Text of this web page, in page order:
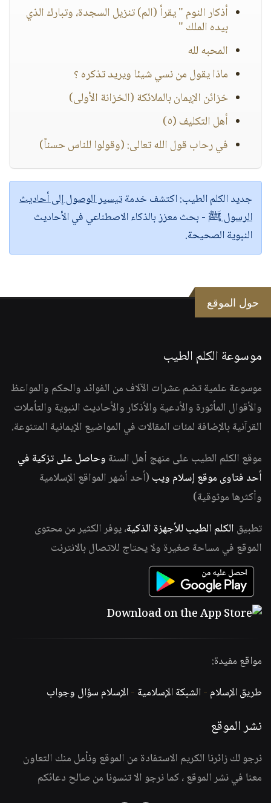
أذكار النوم " يقرأ (الم) تنزيل السجدة، وتبارك الذي
بيده الملك "
المحبه لله
ماذا يقول من نسي شيئا ويريد تذكره ؟
خزائن الإيمان بالملائكة (الخزانة الأولى)
أهل التكليف (٥)
في رحاب قول الله تعالى: (وقولوا للناس حسناً)
جديد الكلم الطيب:اكتشف خدمةتيسير الوصول إلى أحاديث
الرسول ﷺ - بحث معزز بالذكاء الاصطناعي في الأحاديث
النبوية الصحيحة.
حول الموقع
موسوعة الكلم الطيب
موسوعة علمية تضم عشرات الآلاف من الفوائد والحكم والمواعظ
والأقوال المأثورة والأدعية والأذكار والأحاديث النبوية والتأملات
القرآنية بالإضافة لمئات المقالات في المواضيع الإيمانية المتنوعة.
موقع الكلم الطيب على منهج أهل السنة وحاصل على تزكية في
أحد فتاوى موقع إسلام ويب (أحد أشهر المواقع الإسلامية
وأكثرها موثوقية)
تطبيق الكلم الطيب للأجهزة الذكية، يوفر الكثير من محتوى
الموقع في مساحة صغيرة ولا يحتاج للاتصال بالانترنت
مواقع مفيدة:
طريق الإسلام -الشبكة الإسلامية -الإسلام سؤال وجواب
نشر الموقع
نرجو لك زائرنا الكريم الاستفادة من الموقع ونأمل منك التعاون
معنا في نشر الموقع ، كما نرجو الا تنسونا من صالح دعائكم